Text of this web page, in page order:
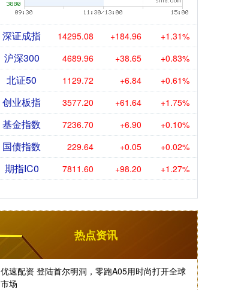
深证成指 14295.08 +184.96 +1.31%
沪深300 4689.96 +38.65 +0.83%
北证50 1129.72 +6.84 +0.61%
创业板指 3577.20 +61.64 +1.75%
基金指数 7236.70 +6.90 +0.10%
国债指数 229.64 +0.05 +0.02%
期指IC0 7811.60 +98.20 +1.27%
热点资讯
优速配资 登陆首尔明洞，零跑A05用时尚打开全球
市场